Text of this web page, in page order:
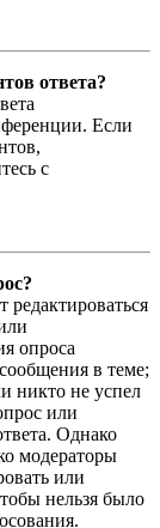
ответа?
Если
с
опроса
в теме;
никто не успел
или
Однако
модераторы
или
нельзя было